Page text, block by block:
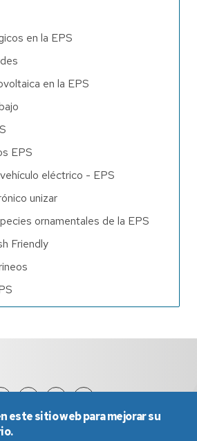
en la EPS
en la EPS
EPS
eléctrico - EPS
unizar
ornamentales de la EPS
Friendly
este sitio web para mejorar su